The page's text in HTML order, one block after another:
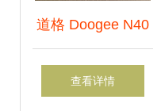
道格 Doogee N40
Pro 手机原装电池
查看详情